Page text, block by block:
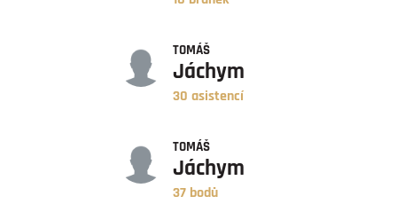
TOMÁŠ
Jáchym
30 asistencí
TOMÁŠ
Jáchym
37 bodů